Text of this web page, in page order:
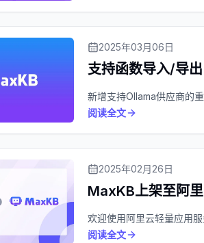
2025年03月06日
支持函数导入/导
新增支持Ollama供应商的
阅读全文
2025年02月26日
MaxKB上架至阿
欢迎使用阿里云轻量应用服
阅读全文